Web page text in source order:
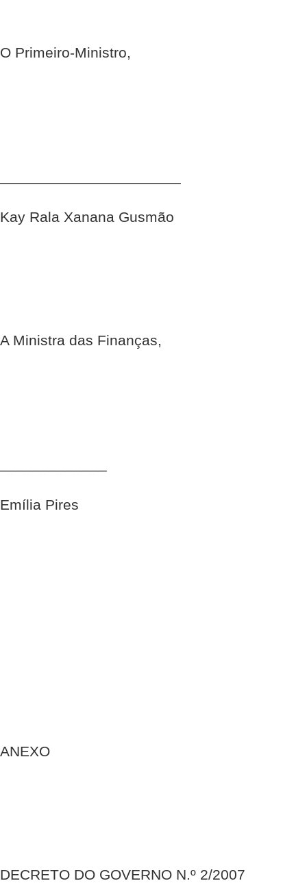
O Primeiro-Ministro,
Kay Rala Xanana Gusmão
A Ministra das Finanças,
Emília Pires
ANEXO
DECRETO DO GOVERNO N.º 2/2007